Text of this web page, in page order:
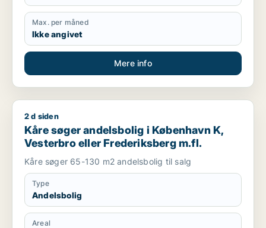
Max. per måned
Ikke angivet
Mere info
Kåre søger andelsbolig i København K, Vesterbro eller
2 d siden
Kåre søger andelsbolig i København K,
Vesterbro eller Frederiksberg m.fl.
Kåre søger 65-130 m2 andelsbolig til salg
Type
Andelsbolig
Areal